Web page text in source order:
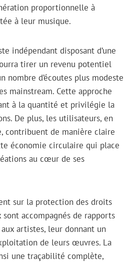
propor­tion­nelle à
à leur musique.
indépendant disposant d’une
tirer un revenu potentiel
nombre d’écoutes plus modeste
mainstream. Cette approche
à la quantité et privilégie la
De plus, les utilisateurs, en
contribuent de manière claire
économie circulaire qui place
au cœur de ses
sur la protection des droits
sont accompagnés de rapports
artistes, leur donnant un
de leurs œuvres. La
une traçabilité complète,